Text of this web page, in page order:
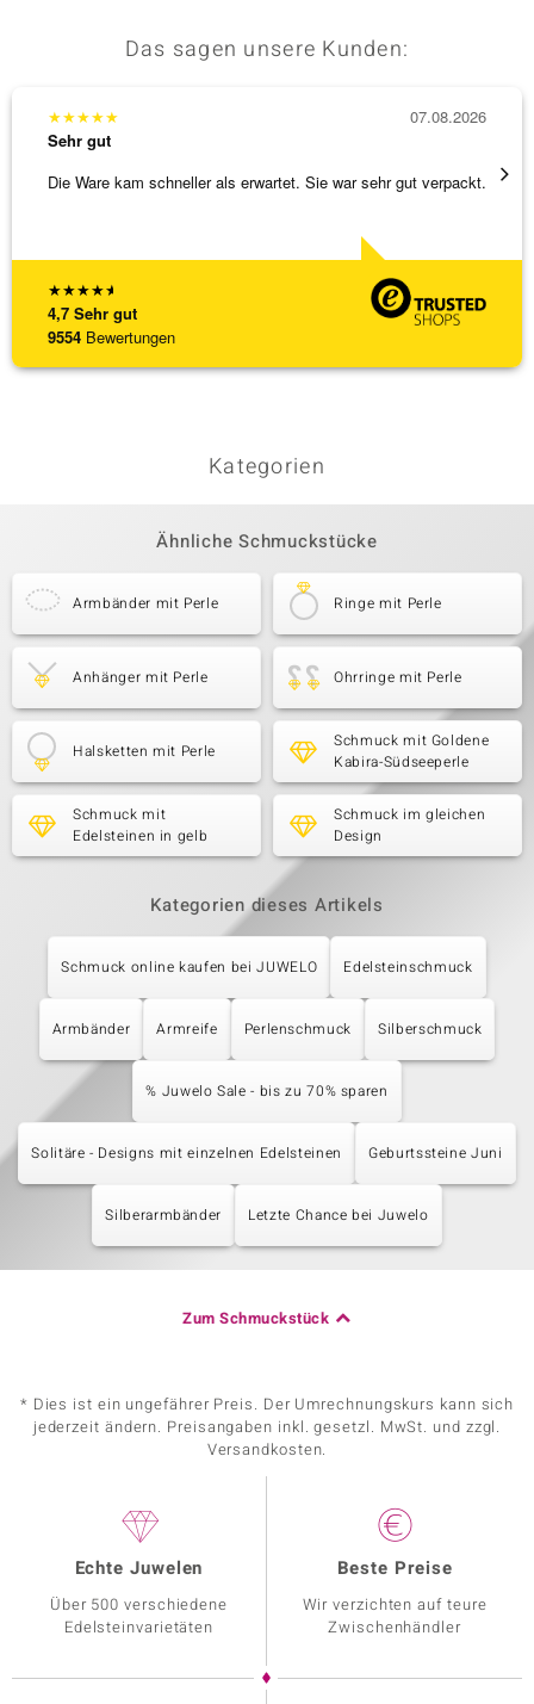
Das sagen unsere Kunden:
★★★★★
4,7 Sehr gut
9554 Bewertungen
★★★★★
Sehr gut
Die Ware kam schneller als erwartet. Sie war sehr gut verpackt.
07.08.2026
Alles
Kategorien
Ähnliche Schmuckstücke
Armbänder mit Perle Ringe mit Perle
Anhänger mit Perle Ohrringe mit Perle
Halsketten mit Perle
Schmuck mit Goldene
Kabira-Südseeperle
Schmuck mit
Edelsteinen in gelb
Schmuck im gleichen
Design
Kategorien dieses Artikels
Schmuck online kaufen bei JUWELO Edelsteinschmuck
Armbänder Armreife Perlenschmuck Silberschmuck
% Juwelo Sale - bis zu 70% sparen
Solitäre - Designs mit einzelnen Edelsteinen Geburtssteine Juni
Silberarmbänder Letzte Chance bei Juwelo
Zum Schmuckstück
* Dies ist ein ungefährer Preis. Der Umrechnungskurs kann sich
jederzeit ändern. Preisangaben inkl. gesetzl. MwSt. und zzgl.
Versandkosten.
Echte Juwelen
Über 500 verschiedene
Edelsteinvarietäten
Beste Preise
Wir verzichten auf teure
Zwischenhändler